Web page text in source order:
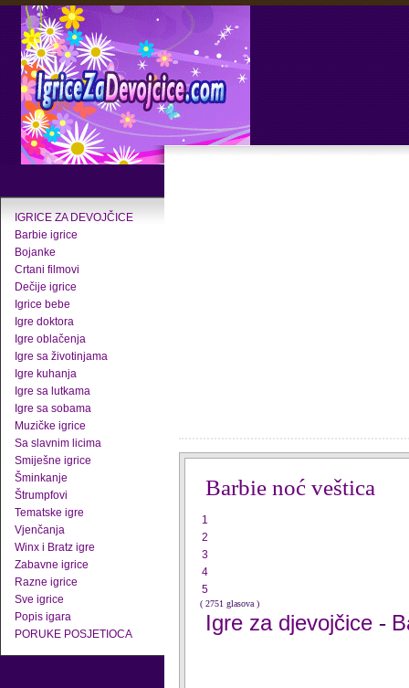
IGRICE ZA DEVOJČICE
Barbie igrice
Bojanke
Crtani filmovi
Dečije igrice
Igrice bebe
Igre doktora
Igre oblačenja
Igre sa životinjama
Igre kuhanja
Igre sa lutkama
Igre sa sobama
Muzičke igrice
Sa slavnim licima
Smiješne igrice
Šminkanje
Štrumpfovi
Tematske igre
Vjenčanja
Winx i Bratz igre
Zabavne igrice
Razne igrice
Sve igrice
Popis igara
PORUKE POSJETIOCA
Barbie noć veštica
1
2
3
4
5
( 2751 glasova )
Igre za djevojčice -